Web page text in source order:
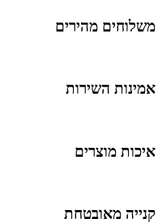
מהירים
השירות
מוצרים
מאובטחת